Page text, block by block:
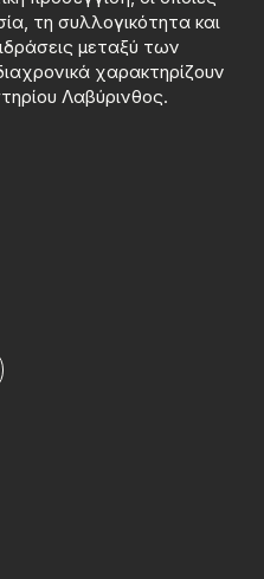
τη συλλογικότητα και
μεταξύ των
χαρακτηρίζουν
Λαβύρινθος.